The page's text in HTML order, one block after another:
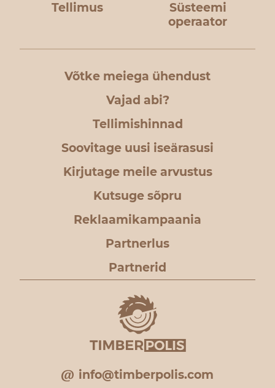
Tellimus
Süsteemi
operaator
Võtke meiega ühendust
Vajad abi?
Tellimishinnad
Soovitage uusi iseärasusi
Kirjutage meile arvustus
Kutsuge sõpru
Reklaamikampaania
Partnerlus
Partnerid
info@timberpolis.com